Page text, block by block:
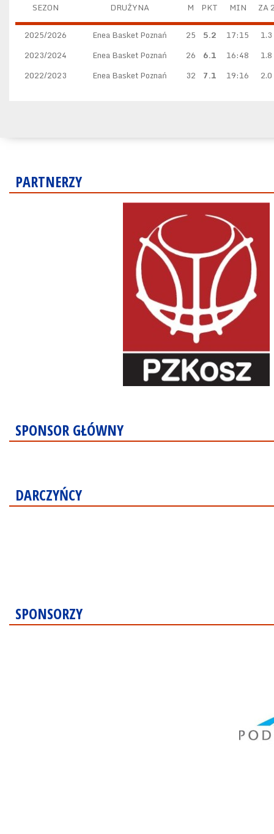
SEZON DRUŻYNA M PKT MIN ZA
2025/2026 Enea Basket Poznań 25 5.2 17:15
1.3
2023/2024
Enea Basket Poznań 26 6.1 16:48
1.8
2022/2023
Enea Basket Poznań 32 7.1 19:16 2.0
PARTNERZY
SPONSOR GŁÓWNY
DARCZYŃCY
SPONSORZY